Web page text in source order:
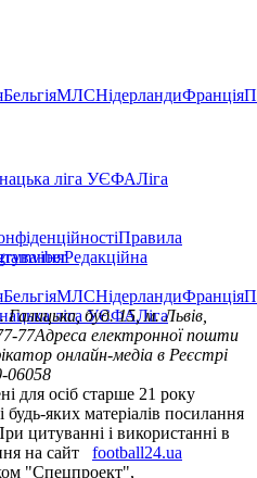
БельгіяМЛСНідерландиФранція
ліга УЄФАЛіга
Правила
Редакційна
viber
БельгіяМЛСНідерландиФранція
ліга УЄФАЛіга
Галицька, буд. 15, м. Львів,
77Адреса електронної пошти
онлайн-медіа в Реєстрі
06058
для осіб старше 21 року
яких матеріалів посилання
цитуванні і використанні в
на сайт
football24.ua
"Спецпроект",